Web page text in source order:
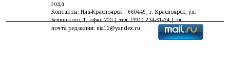
года
Контакты: Ниа-Красноярск | 660449, г. Красноярск, ул.
Белинского, 1, офис 700 | тел. (391) 274-61-34,| эл.
почта редакции: nia12@yandex.ru